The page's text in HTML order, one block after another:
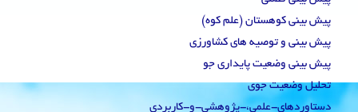
پیش بینی کوهستان (علم کوه)
پیش بینی و توصیه های کشاورزی
پیش بینی وضعیت پایداری جو
تحلیل وضعیت جوی
دستاوردهای-علمی،-پژوهشی-و-کاربردی